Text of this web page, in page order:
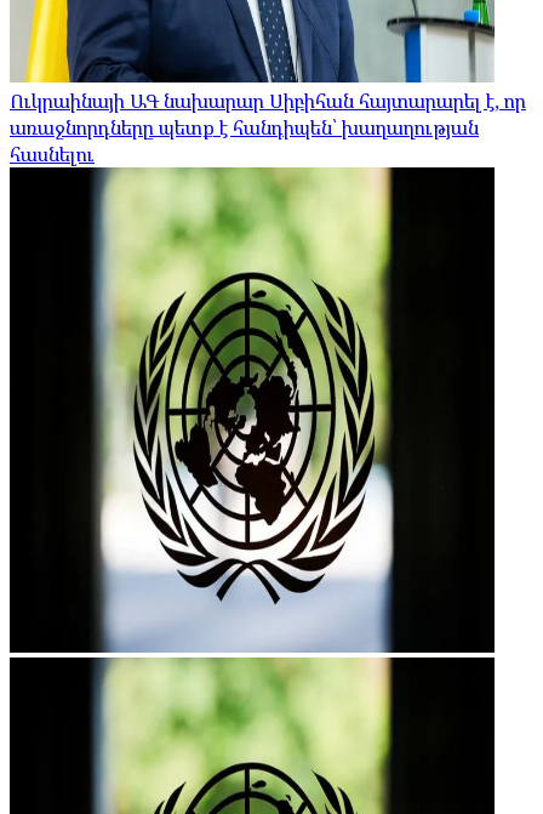
Ուկրաինայի ԱԳ նախարար Սիբիհան հայտարարել է, որ
առաջնորդները պետք է հանդիպեն՝ խաղաղության
հասնելու